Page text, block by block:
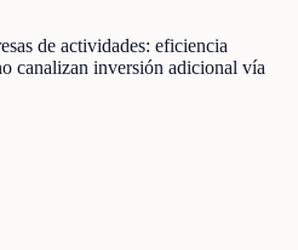
de actividades: eficiencia
canalizan inversión adicional vía